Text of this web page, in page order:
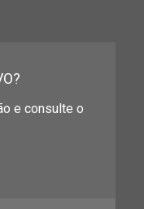
e consulte o